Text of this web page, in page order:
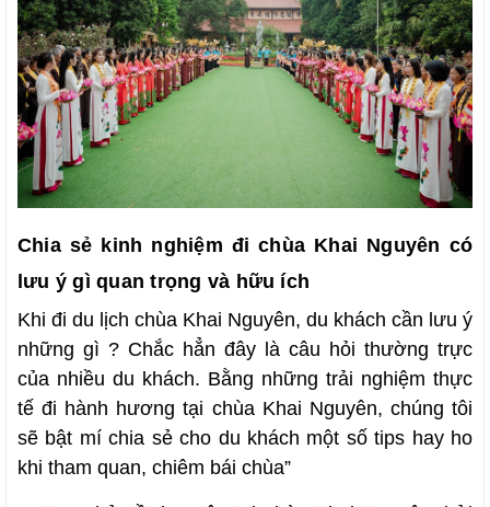
Chia sẻ kinh nghiệm đi chùa Khai Nguyên có
lưu ý gì quan trọng và hữu ích
Khi đi du lịch chùa Khai Nguyên, du khách cần lưu ý
những gì ? Chắc hẳn đây là câu hỏi thường trực
của nhiều du khách. Bằng những trải nghiệm thực
tế đi hành hương tại chùa Khai Nguyên, chúng tôi
sẽ bật mí chia sẻ cho du khách một số tips hay ho
khi tham quan, chiêm bái chùa”